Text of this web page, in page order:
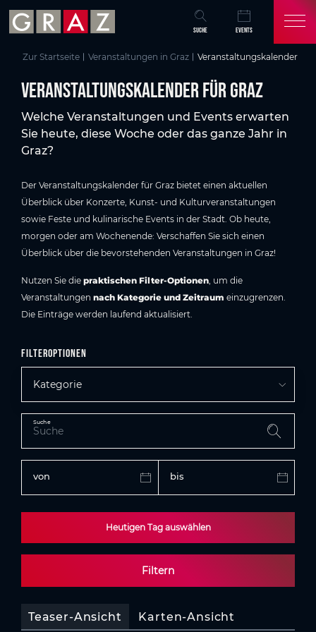
Zum Hauptinhalt springen
Zum Inhaltsverzeichnis springen
Zur Hauptnavigation springen
SUCHE EVENTS
Zur Startseite Veranstaltungen in Graz Veranstaltungskalender
Veranstaltungskalender für Graz
Welche Veranstaltungen und Events erwarten
Sie heute, diese Woche oder das ganze Jahr in
Graz?
Der Veranstaltungskalender für Graz bietet einen aktuellen
Überblick über Konzerte, Kunst- und Kulturveranstaltungen
sowie Feste und kulinarische Events in der Stadt. Ob heute,
morgen oder am Wochenende: Verschaffen Sie sich einen
Überblick über die bevorstehenden Veranstaltungen in Graz!
Nutzen Sie die praktischen Filter-Optionen , um die
Veranstaltungen nach Kategorie und Zeitraum einzugrenzen.
Die Einträge werden laufend aktualisiert.
Filteroptionen
Kategorie
Suche
von bis
Heutigen Tag auswählen
Filtern
Teaser-Ansicht Karten-Ansicht